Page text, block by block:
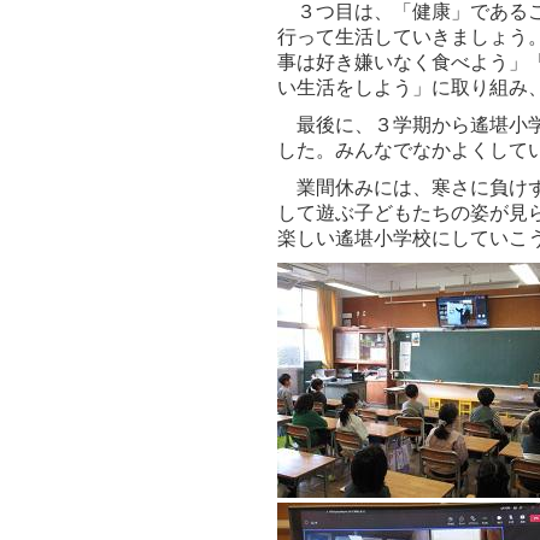
３つ目は、「健康」である
行って生活していきましょう
事は好き嫌いなく食べよう」
い生活をしよう」に取り組み
最後に、３学期から遙堪小
した。みんなでなかよくして
業間休みには、寒さに負け
して遊ぶ子どもたちの姿が見
楽しい遙堪小学校にしていこ